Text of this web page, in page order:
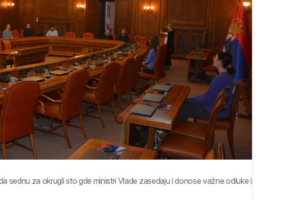
sednu za okrugli sto gde ministri Vlade zasedaju i donose važne odluke i